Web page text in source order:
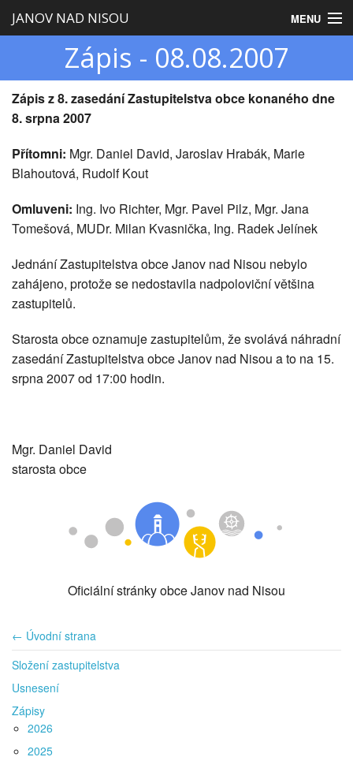
JANOV NAD NISOU MENU
Zastupitelstvo
Obec
Zápis - 08.08.2007
Zápis z 8. zasedání Zastupitelstva obce konaného dne
8. srpna 2007
Přítomni: Mgr. Daniel David, Jaroslav Hrabák, Marie
Blahoutová, Rudolf Kout
Omluveni: Ing. Ivo Richter, Mgr. Pavel Pilz, Mgr. Jana
Tomešová, MUDr. Milan Kvasnička, Ing. Radek Jelínek
Jednání Zastupitelstva obce Janov nad Nisou nebylo
zahájeno, protože se nedostavila nadpoloviční většina
zastupitelů.
Starosta obce oznamuje zastupitelům, že svolává náhradní
zasedání Zastupitelstva obce Janov nad Nisou a to na 15.
srpna 2007 od 17:00 hodin.
Mgr. Daniel David
starosta obce
Oficiální stránky obce Janov nad Nisou
← Úvodní strana
Složení zastupitelstva
Usnesení
Zápisy
2026
2025